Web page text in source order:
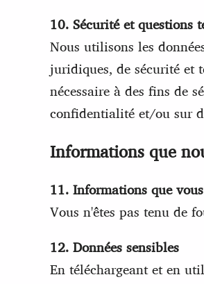
10. Sécurité et questions
Nous utilisons les
juridiques, de sécurité et
nécessaire à des fins de
confidentialité et/ou sur
Informations que
11. Informations que
Vous n'êtes pas tenu de
12. Données sensibles
En téléchargeant et en